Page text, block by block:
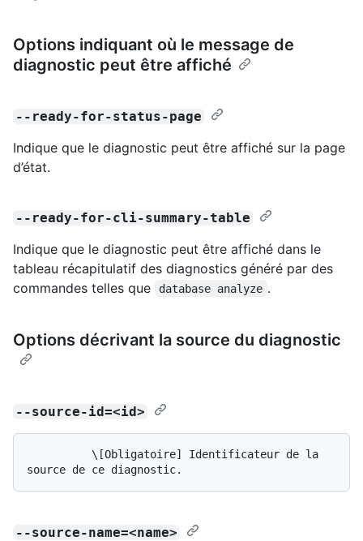
Options indiquant où le message de
diagnostic peut être affiché
--ready-for-status-page
Indique que le diagnostic peut être affiché sur la page
d’état.
--ready-for-cli-summary-table
Indique que le diagnostic peut être affiché dans le
tableau récapitulatif des diagnostics généré par des
commandes telles que
database analyze .
Options décrivant la source du diagnostic
--source-id=<id>
--source-name=<name>